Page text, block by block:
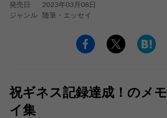
発売日
2023年03月08日
ジャンル
随筆・エッセイ
祝ギネス記録達成！のメ
イ集